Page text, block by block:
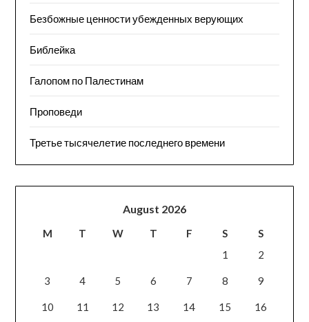
Безбожные ценности убежденных верующих
Библейка
Галопом по Палестинам
Проповеди
Третье тысячелетие последнего времени
August 2026
M T W T F S
S
1
2
3 4 5 6 7 8 9
10 11 12 13 14 15 16